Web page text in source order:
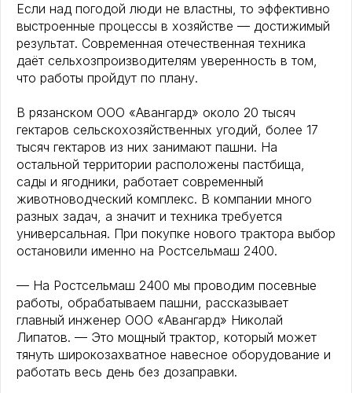
Если над погодой люди не властны, то эффективно
выстроенные процессы в хозяйстве — достижимый
результат. Современная отечественная техника
даёт сельхозпроизводителям уверенность в том,
что работы пройдут по плану.
В рязанском ООО «Авангард» около 20 тысяч
гектаров сельскохозяйственных угодий, более 17
тысяч гектаров из них занимают пашни. На
остальной территории расположены пастбища,
сады и ягодники, работает современный
животноводческий комплекс. В компании много
разных задач, а значит и техника требуется
универсальная. При покупке нового трактора выбор
остановили именно на Ростсельмаш 2400.
— На Ростсельмаш 2400 мы проводим посевные
работы, обрабатываем пашни, рассказывает
главный инженер ООО «Авангард» Николай
Липатов. — Это мощный трактор, который может
тянуть широкозахватное навесное оборудование и
работать весь день без дозаправки.